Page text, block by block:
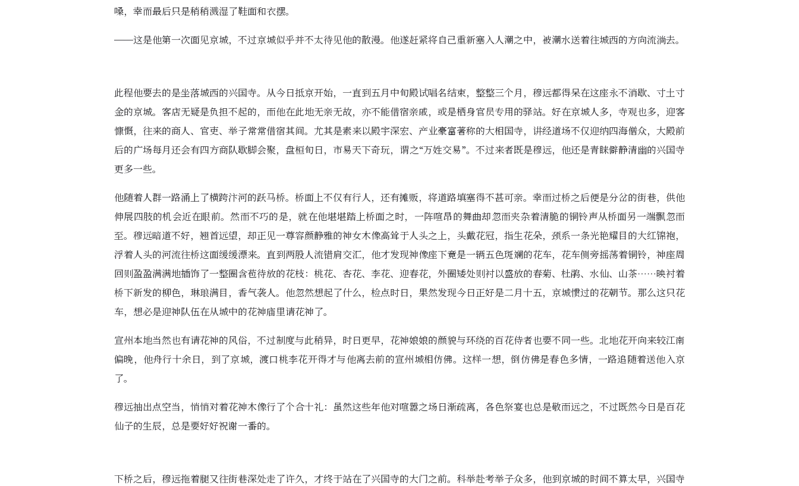
嗓，幸而最后只是稍稍溅湿了鞋面和衣摆。
——这是他第一次面见京城，不过京城似乎并不太待见他的散漫。他遂赶紧将自己重新塞入人潮之中，被潮水送着往城西的方向流淌去。
此程他要去的是坐落城西的兴国寺。从今日抵京开始，一直到五月中旬殿试唱名结束，整整三个月，穆远都得呆在这座永不消歇、寸土寸
金的京城。客店无疑是负担不起的，而他在此地无亲无故，亦不能借宿亲戚，或是栖身官员专用的驿站。好在京城人多，寺观也多，迎客
慷慨，往来的商人、官吏、举子常常借宿其间。尤其是素来以殿宇深宏、产业豪富著称的大相国寺，讲经道场不仅迎纳四海僧众，大殿前
后的广场每月还会有四方商队歇脚会聚，盘桓旬日，市易天下奇玩，谓之“万姓交易”。不过来者既是穆远，他还是青睐僻静清幽的兴国寺
更多一些。
他随着人群一路涌上了横跨汴河的跃马桥。桥面上不仅有行人，还有摊贩，将道路填塞得不甚可亲。幸而过桥之后便是分岔的街巷，供他
伸展四肢的机会近在眼前。然而不巧的是，就在他堪堪踏上桥面之时，一阵喧昂的舞曲却忽而夹杂着清脆的铜铃声从桥面另一端飘忽而
至。穆远暗道不好，翘首远望，却正见一尊容颜静雅的神女木像高耸于人头之上，头戴花冠，指生花朵，颈系一条光艳耀目的大红锦袍，
浮着人头的河流往桥这面缓缓漂来。直到两股人流错肩交汇，他才发现神像座下竟是一辆五色斑斓的花车，花车侧旁摇荡着铜铃，神座周
回则盈盈满满地插饰了一整圈含苞待放的花枝：桃花、杏花、李花、迎春花，外圈矮处则衬以盛放的春菊、杜鹃、水仙、山茶……映衬着
桥下新发的柳色，琳琅满目，香气袭人。他忽然想起了什么，检点时日，果然发现今日正好是二月十五，京城惯过的花朝节。那么这只花
车，想必是迎神队伍在从城中的花神庙里请花神了。
宣州本地当然也有请花神的风俗，不过制度与此稍异，时日更早，花神娘娘的颜貌与环绕的百花侍者也要不同一些。北地花开向来较江南
偏晚，他舟行十余日，到了京城，渡口桃李花开得才与他离去前的宣州城相仿佛。这样一想，倒仿佛是春色多情，一路追随着送他入京
了。
穆远抽出点空当，悄悄对着花神木像行了个合十礼：虽然这些年他对喧嚣之场日渐疏离，各色祭宴也总是敬而远之，不过既然今日是百花
仙子的生辰，总是要好好祝谢一番的。
下桥之后，穆远拖着腿又往街巷深处走了许久，才终于站在了兴国寺的大门之前。科举赴考举子众多，他到京城的时间不算太早，兴国寺